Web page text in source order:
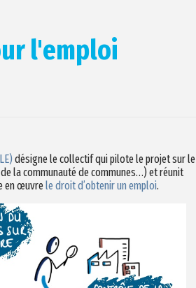
l'emploi
désigne le collectif qui pilote le projet sur le
la communauté de communes…) et réunit
en œuvre le droit d’obtenir un emploi.